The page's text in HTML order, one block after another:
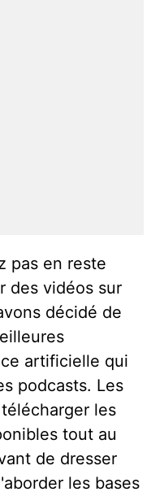
pas en reste
des vidéos sur
décidé de
artificielle qui
podcasts. Les
les
tout au
de dresser
les bases